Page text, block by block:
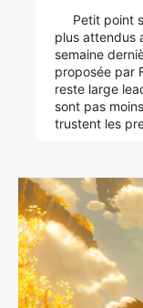
Petit point
plus attendus
semaine
proposée par
reste large
sont pas
trustent les